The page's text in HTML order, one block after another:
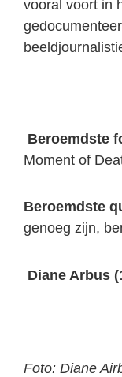
vooral voort in
Beroemdste
Moment of
Beroemdste
genoeg zijn,
Diane Arbus
Foto: Diane